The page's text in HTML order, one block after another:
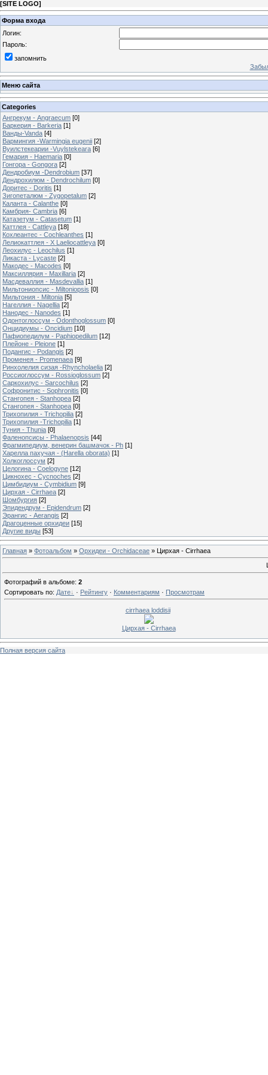
[SITE LOGO]
Форма входа
Логин:
Пароль:
запомнить
Меню сайта
Categories
Ангрекум - Angraecum [0]
Баркерия - Barkeria [1]
Ванды-Vanda [4]
Вармингия -Warmingia eugenii [2]
Вуилстекеарии -Vuylstekeara [6]
Гемария - Haemaria [0]
Гонгора - Gongora [2]
Дендробиум -Dendrobium [37]
Дендрохилюм - Dendrochilum [0]
Доритес - Doritis [1]
Зигопеталюм - Zygopetalum [2]
Каланта - Calanthe [0]
Камбрия- Cambria [6]
Катазетум - Catasetum [1]
Каттлея - Cattleya [18]
Кохлеантес - Cochleanthes [1]
Лелиокаттлея - X Laeliocattleya [0]
Леохилус - Leochilus [1]
Ликаста - Lycaste [2]
Макодес - Macodes [0]
Максиллярия - Maxillaria [2]
Масдеваллия - Masdevallia [1]
Мильтониопсис - Miltoniopsis [0]
Мильтония - Miltonia [5]
Нагеллия - Nagellia [2]
Нанодес - Nanodes [1]
Одонтоглоссум - Odonthoglossum [0]
Онцидиумы - Oncidium [10]
Пафиопедилум - Paphiopedilum [12]
Плейоне - Pleione [1]
Подангис - Рodangis [2]
Променея - Promenaea [9]
Ринхолелия сизая -Rhyncholaelia [2]
Россиоглоссум - Rossioglossum [2]
Саркохилус - Sarcochilus [2]
Софронитис - Sophronitis [0]
Стангопея - Stanhopea [2]
Стангопея - Stanhopea [0]
Трихопилия - Тrichopilia [2]
Трихопилия -Trichopilia [1]
Туния - Thunia [0]
Фаленопсисы - Phalaenopsis [44]
Фрагмипедиум, венерин башмачок - Ph [1]
Харелла пахучая - (Harella oborata) [1]
Холкоглоссум [2]
Целогина - Coelogyne [12]
Цикнохес - Cycnoches [2]
Цимбидиум - Cymbidium [9]
Цирхая - Cirrhaea [2]
Шомбургия [2]
Эпидендрум - Epidendrum [2]
Эрангис - Aerangis [2]
Драгоценные орхидеи [15]
Другие виды [53]
Главная » Фотоальбом » Орхидеи - Orchidaceae » Цирхая - Cirrhaea
Фотографий в альбоме: 2
Сортировать по: Дате · Рейтингу · Комментариям · Просмотрам
cirrhaea loddisii
Цирхая - Cirrhaea
Полная версия сайта